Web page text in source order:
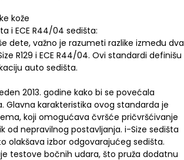
kože
i ECE R44/04 sedišta:
dete, važno je razumeti razlike između dva
R129 i ECE R44/04. Ovi standardi definišu
auto sedišta.
2013. godine kako bi se povećala
karakteristika ovog standarda je
koji omogućava čvršće pričvršćivanje
od nepravilnog postavljanja. i-Size sedišta
olakšava izbor odgovarajućeg sedišta.
testove bočnih udara, što pruža dodatnu